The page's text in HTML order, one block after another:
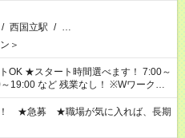
/ 西国立駅 / …
＞
！ 7:00～
など 残業なし！ ※Wワークの
週40時間超の就業はご案内できませ
間以上勤務は社会保険への加入対象
（日雇い派遣の原則禁止）により、
案内が難しい場合があります
！ ★急募 ★職場が気に入れば、長期